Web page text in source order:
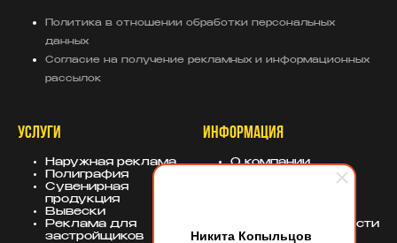
Никита Копыльцов
Политика в отношении обработки персональных
данных
Согласие на получение рекламных и информационных
рассылок
УСЛУГИ
Наружная реклама
Полиграфия
Сувенирная
продукция
Вывески
Реклама для
застройщиков
ИНФОРМАЦИЯ
О компании
конфиденциальности